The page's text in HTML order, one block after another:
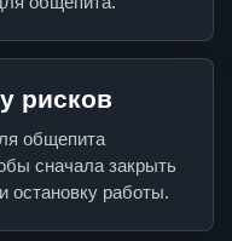
рисков
общепита
сначала закрыть
остановку работы.